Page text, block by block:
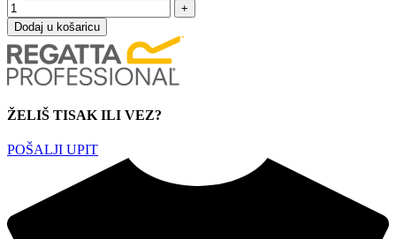
Dodaj u košaricu
ŽELIŠ TISAK ILI VEZ?
POŠALJI UPIT